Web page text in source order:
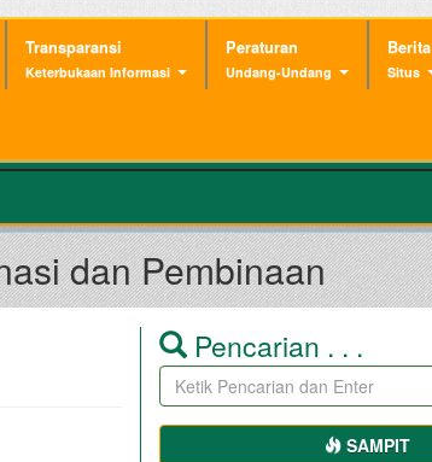
Transparansi
Keterbukaan Informasi
Peraturan
Undang-Undang
Berita
Situs
dan Pembinaan
Pencarian . . .
SAMPIT